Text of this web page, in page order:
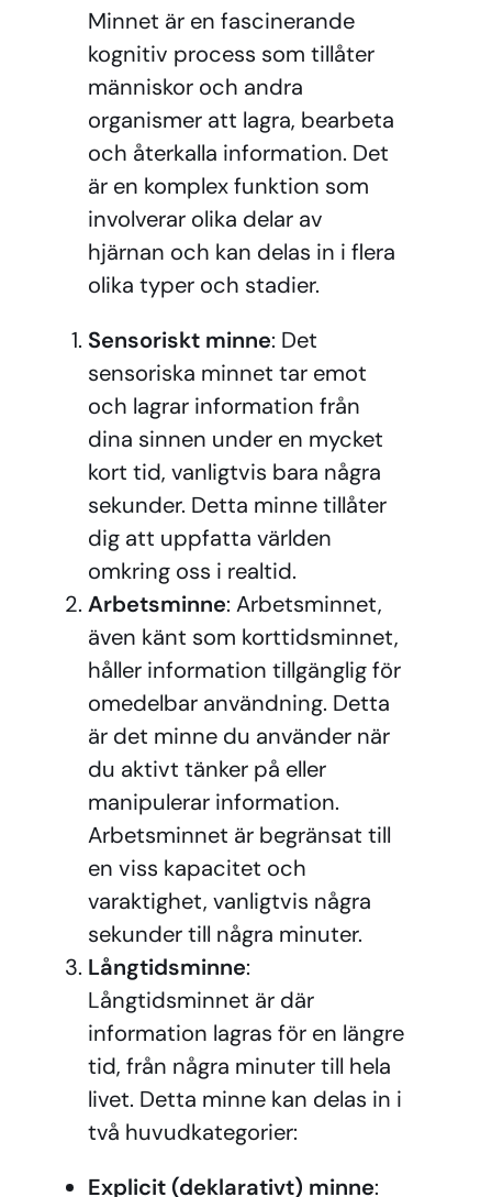
Minnet är en fascinerande
kognitiv process som tillåter
människor och andra
organismer att lagra, bearbeta
och återkalla information. Det
är en komplex funktion som
involverar olika delar av
hjärnan och kan delas in i flera
olika typer och stadier.
Sensoriskt minne: Det
sensoriska minnet tar emot
och lagrar information från
dina sinnen under en mycket
kort tid, vanligtvis bara några
sekunder. Detta minne tillåter
dig att uppfatta världen
omkring oss i realtid.
Arbetsminne: Arbetsminnet,
även känt som korttidsminnet,
håller information tillgänglig för
omedelbar användning. Detta
är det minne du använder när
du aktivt tänker på eller
manipulerar information.
Arbetsminnet är begränsat till
en viss kapacitet och
varaktighet, vanligtvis några
sekunder till några minuter.
Långtidsminne:
Långtidsminnet är där
information lagras för en längre
tid, från några minuter till hela
livet. Detta minne kan delas in i
två huvudkategorier:
Explicit (deklarativt) minne: